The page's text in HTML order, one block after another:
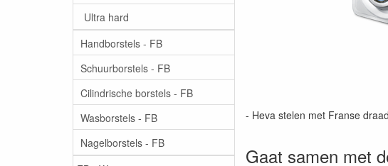
Ultra hard
Handborstels - FB
Schuurborstels - FB
Cilindrische borstels - FB
Wasborstels - FB
Nagelborstels - FB
- Heva stelen met Franse
Gaat samen met